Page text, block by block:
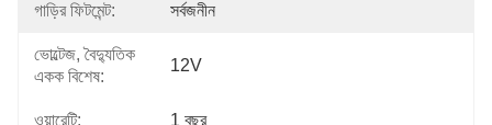
গাড়ির ফিটমেন্ট: সর্বজনীন
ভোল্টেজ, বৈদ্যুতিক
একক বিশেষ:
12V
ওয়ারেন্টি: 1 বছর